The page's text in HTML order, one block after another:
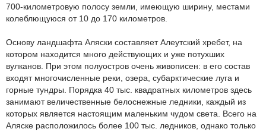
700-километровую полосу земли, имеющую ширину, местами
колеблющуюся от 10 до 170 километров.
Основу ландшафта Аляски составляет Алеутский хребет, на
котором находится много действующих и уже потухших
вулканов. При этом полуостров очень живописен: в его состав
входят многочисленные реки, озера, субарктические луга и
горные тундры. Порядка 40 тыс. квадратных километров здесь
занимают величественные белоснежные ледники, каждый из
которых является настоящим маленьким чудом света. Всего на
Аляске расположилось более 100 тыс. ледников, однако только